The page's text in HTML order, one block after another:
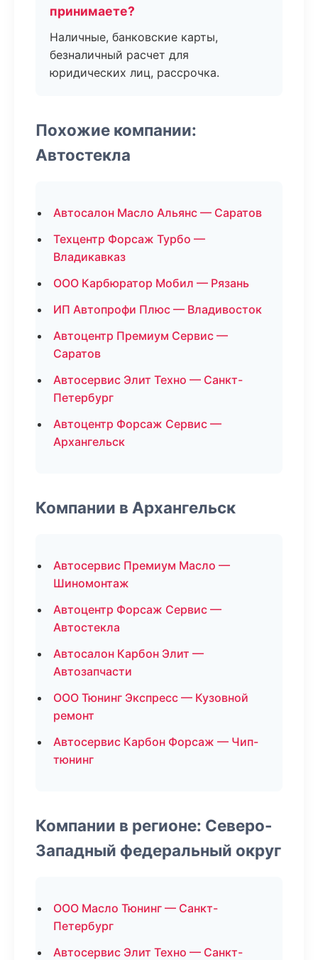
принимаете?
Наличные, банковские карты,
безналичный расчет для
юридических лиц, рассрочка.
Похожие компании:
Автостекла
Автосалон Масло Альянс — Саратов
Техцентр Форсаж Турбо —
Владикавказ
ООО Карбюратор Мобил — Рязань
ИП Автопрофи Плюс — Владивосток
Автоцентр Премиум Сервис —
Саратов
Автосервис Элит Техно — Санкт-
Петербург
Автоцентр Форсаж Сервис —
Архангельск
Компании в Архангельск
Автосервис Премиум Масло —
Шиномонтаж
Автоцентр Форсаж Сервис —
Автостекла
Автосалон Карбон Элит —
Автозапчасти
ООО Тюнинг Экспресс — Кузовной
ремонт
Автосервис Карбон Форсаж — Чип-
тюнинг
Компании в регионе: Северо-
Западный федеральный округ
ООО Масло Тюнинг — Санкт-
Петербург
Автосервис Элит Техно — Санкт-